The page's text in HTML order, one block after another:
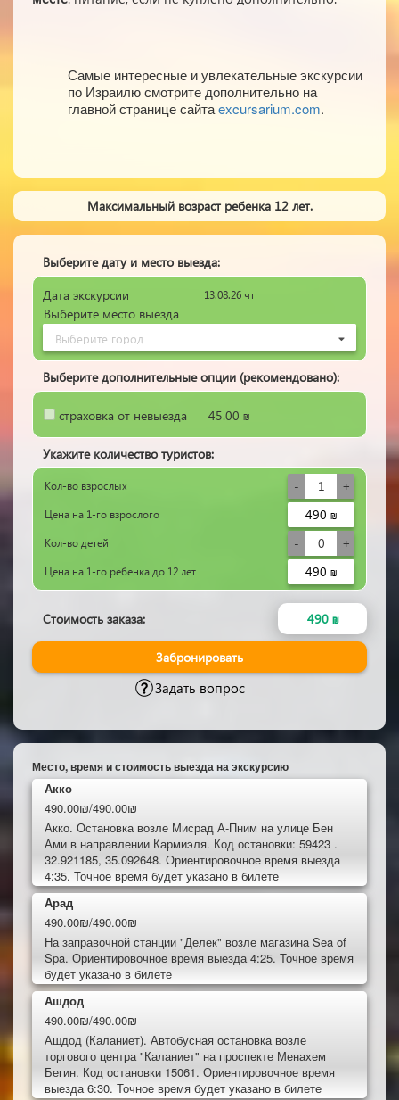
Самые интересные и увлекательные экскурсии
по Израилю смотрите дополнительно на
главной странице сайтаexcursarium.com.
Максимальный возраст ребенка 12 лет.
Выберите дату и место выезда:
Дата экскурсии 13.08.26 чт
Выберите место выезда
Выберите город
Выберите дополнительные опции (рекомендовано):
страховка от невыезда 45.00 ₪
Укажите количество туристов:
Кол-во взрослых
Цена на 1-го взрослого 490 ₪
Кол-во детей
Цена на 1-го ребенка до 12 лет 490 ₪
Стоимость заказа: 490 ₪
Забронировать
Задать вопрос
Место, время и стоимость выезда на экскурсию
Акко
490.00₪/490.00₪
Акко. Остановка возле Мисрад А-Пним на улице Бен
Ами в направлении Кармиэля. Код остановки: 59423 .
32.921185, 35.092648. Ориентировочное время выезда
4:35. Точное время будет указано в билете
Арад
490.00₪/490.00₪
На заправочной станции "Делек" возле магазина Sea of
Spa. Ориентировочное время выезда 4:25. Точное время
будет указано в билете
Ашдод
490.00₪/490.00₪
Ашдод (Каланиет). Автобусная остановка возле
торгового центра "Каланиет" на проспекте Менахем
Бегин. Код остановки 15061. Ориентировочное время
выезда 6:30. Точное время будет указано в билете